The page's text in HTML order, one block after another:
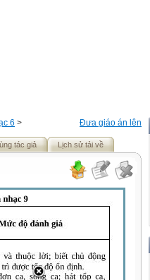
Đưa giáo án lên
6 >
tác giả Lịch sử tải về